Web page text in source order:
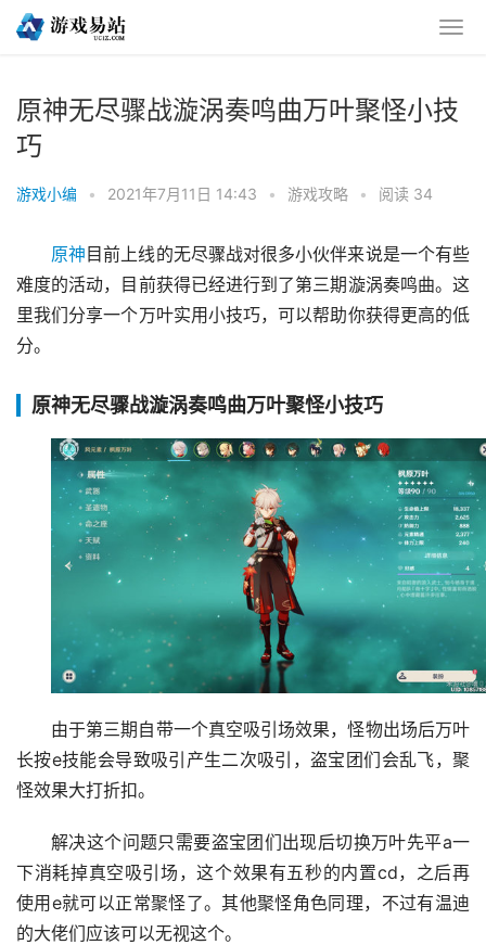
原神无尽骤战漩涡奏鸣曲万叶聚怪小技
巧
游戏小编 • 2021年7月11日 14:43 • 游戏攻略 • 阅读 34
原神 目前上线的无尽骤战对很多小伙伴来说是一个有些
难度的活动，目前获得已经进行到了第三期漩涡奏鸣曲。这
里我们分享一个万叶实用小技巧，可以帮助你获得更高的低
分。
原神无尽骤战漩涡奏鸣曲万叶聚怪小技巧
由于第三期自带一个真空吸引场效果，怪物出场后万叶
长按e技能会导致吸引产生二次吸引，盗宝团们会乱飞，聚
怪效果大打折扣。
解决这个问题只需要盗宝团们出现后切换万叶先平a一
下消耗掉真空吸引场，这个效果有五秒的内置cd，之后再
使用e就可以正常聚怪了。其他聚怪角色同理，不过有温迪
的大佬们应该可以无视这个。